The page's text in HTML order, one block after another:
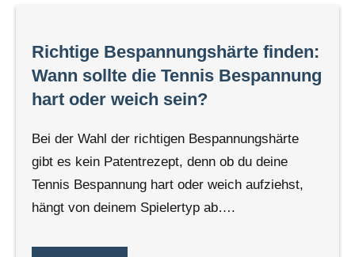
Richtige Bespannungshärte finden:
Wann sollte die Tennis Bespannung
hart oder weich sein?
Bei der Wahl der richtigen Bespannungshärte
gibt es kein Patentrezept, denn ob du deine
Tennis Bespannung hart oder weich aufziehst,
hängt von deinem Spielertyp ab….